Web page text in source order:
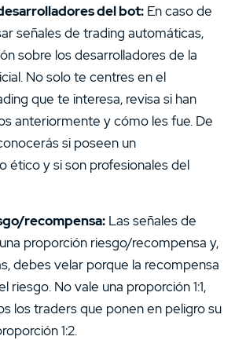
del bot: En caso de
señales de trading automáticas,
sobre los desarrolladores de la
No solo te centres en el
que te interesa, revisa si han
anteriormente y cómo les fue. De
si poseen un
ético y si son profesionales del
recompensa: Las señales de
proporción riesgo/recompensa y,
debes velar porque la recompensa
riesgo. No vale una proporción 1:1,
los traders que ponen en peligro su
1:2.